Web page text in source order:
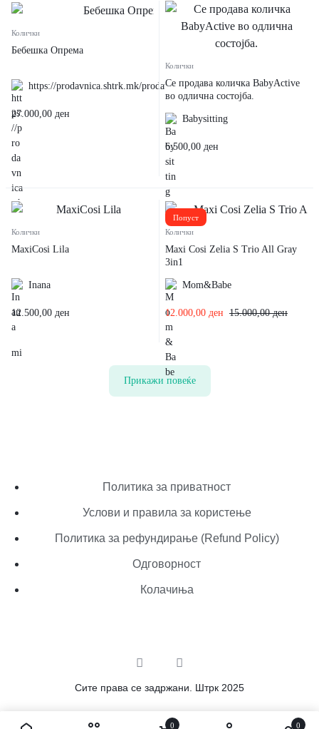
Колички
Бебешка Опрема
https://prodavnica.shtrk.mk/prodavnica/Emi
27.000,00 ден
Колички
Се продава количка BabyActive
во одлична состојба.
Babysitting
6.500,00 ден
Колички
MaxiCosi Lila
Inana
12.500,00 ден
Попуст
Колички
Maxi Cosi Zelia S Trio All Gray
3in1
Mom&Babe
15.000,00ден
12.000,00 ден
Прикажи повеќе
Политика за приватност
Услови и правила за користење
Политика за рефундирање (Refund Policy)
Одговорност
Колачиња
Сите права се задржани. Штрк 2025
0 0